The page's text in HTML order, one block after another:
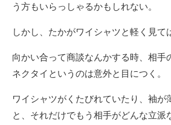
う方もいらっしゃるかもしれない。
しかし、たかがワイシャツと軽く見て
向かい合って商談なんかする時、相手
ネクタイというのは意外と目につく。
ワイシャツがくたびれていたり、袖が
と、それだけでもう相手がどんな立派